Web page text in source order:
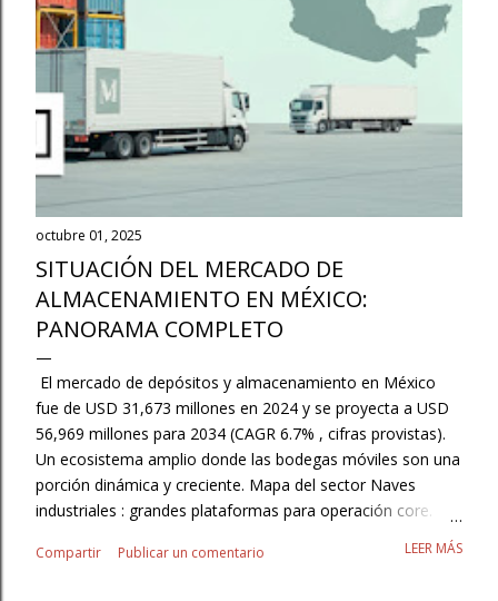
octubre 01, 2025
SITUACIÓN DEL MERCADO DE
ALMACENAMIENTO EN MÉXICO:
PANORAMA COMPLETO
El mercado de depósitos y almacenamiento en México
fue de USD 31,673 millones en 2024 y se proyecta a USD
56,969 millones para 2034 (CAGR 6.7% , cifras provistas).
Un ecosistema amplio donde las bodegas móviles son una
porción dinámica y creciente. Mapa del sector Naves
industriales : grandes plataformas para operación core.
flexibilidad. Autoalmacenaje/minibodegas : resguardo para
Compartir Publicar un comentario LEER MÁS